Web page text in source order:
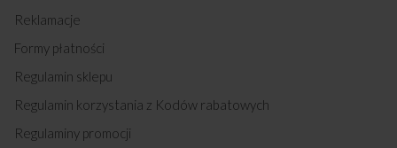
Reklamacje
Formy płatności
Regulamin sklepu
Regulamin korzystania z Kodów rabatowych
Regulaminy promocji